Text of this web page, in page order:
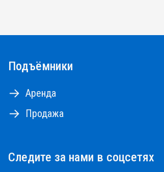
НА РЕМОНТНЫЕ РАБОТЫ
Подъёмники
Аренда
Продажа
Следите за нами в соцсетях